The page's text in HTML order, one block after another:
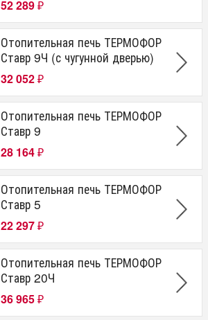
52 289 ₽
Отопительная печь ТЕРМОФОР
Ставр 9Ч (с чугунной дверью)
32 052 ₽
Отопительная печь ТЕРМОФОР
Ставр 9
28 164 ₽
Отопительная печь ТЕРМОФОР
Ставр 5
22 297 ₽
Отопительная печь ТЕРМОФОР
Ставр 20Ч
36 965 ₽